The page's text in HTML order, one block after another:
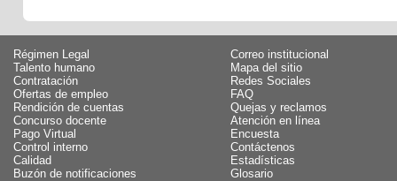
Régimen Legal
Talento humano
Contratación
Ofertas de empleo
Rendición de cuentas
Concurso docente
Pago Virtual
Control interno
Calidad
Buzón de notificaciones
Correo institucional
Mapa del sitio
Redes Sociales
FAQ
Quejas y reclamos
Atención en línea
Encuesta
Contáctenos
Estadísticas
Glosario